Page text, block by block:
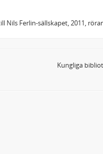
Ferlin-sällskapet, 2011,
Kungliga